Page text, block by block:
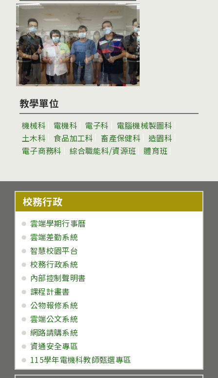
教學單位
機械科 電機科 電子科
電腦機械製圖科
土木科
食品加工科 畜產保健科
造園科
電子商務科
綜合職能科/資源班 體育班
校務行政
雲端學期行事曆
雲端差勤系統
智慧校園平台
校務行政系統
內部控制聲明書
課程計畫書
公物報修系統
雲端公文系統
網路請購系統
資通安全專區
115學年電機科教師甄選專區